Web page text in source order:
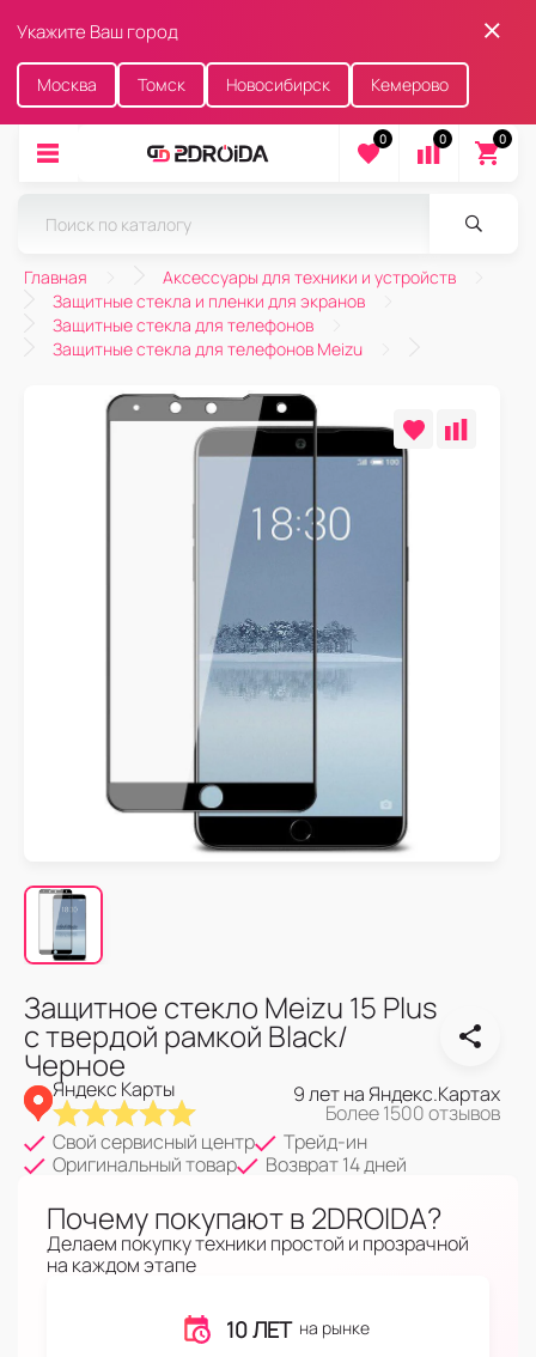
Укажите Ваш город
Москва Томск Новосибирск Кемерово
0 0 0
Главная
Аксессуары для техники и устройств
Защитные стекла и пленки для экранов
Защитные стекла для телефонов
Защитные стекла для телефонов Meizu
Защитное стекло Meizu 15 Plus
с твердой рамкой Black/
Черное
Яндекс Карты 9 лет на Яндекс.Картах
Более 1500 отзывов
Свой сервисный центр
Трейд-ин
Оригинальный товар
Возврат 14 дней
Почему покупают в 2DROIDA?
Делаем покупку техники простой и прозрачной
на каждом этапе
10 ЛЕТ на рынке